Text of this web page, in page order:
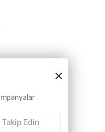
Green Fiber